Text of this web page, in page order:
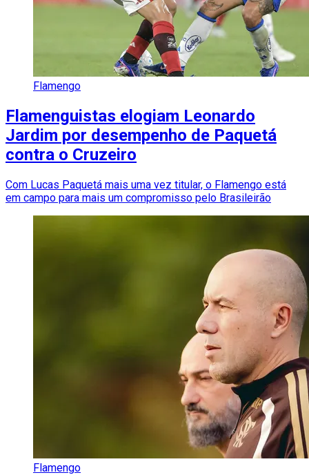
Flamengo
Flamenguistas elogiam Leonardo
Jardim por desempenho de Paquetá
contra o Cruzeiro
Com Lucas Paquetá mais uma vez titular, o Flamengo está
em campo para mais um compromisso pelo Brasileirão
Flamengo